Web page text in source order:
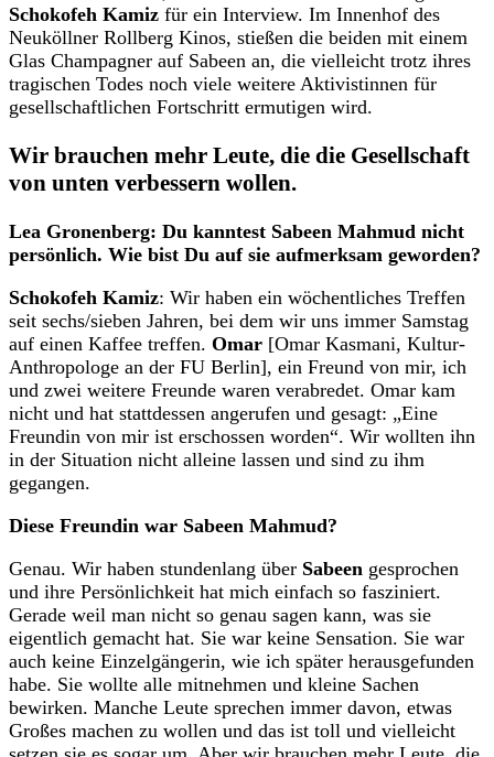
Schokofeh Kamiz für ein Interview. Im Innenhof des
Neuköllner Rollberg Kinos, stießen die beiden mit einem
Glas Champagner auf Sabeen an, die vielleicht trotz ihres
tragischen Todes noch viele weitere Aktivistinnen für
gesellschaftlichen Fortschritt ermutigen wird.
Wir brauchen mehr Leute, die die Gesellschaft
von unten verbessern wollen.
Lea Gronenberg: Du kanntest Sabeen Mahmud nicht
persönlich. Wie bist Du auf sie aufmerksam geworden?
Schokofeh Kamiz: Wir haben ein wöchentliches Treffen
seit sechs/sieben Jahren, bei dem wir uns immer Samstag
auf einen Kaffee treffen. Omar [Omar Kasmani, Kultur-
Anthropologe an der FU Berlin], ein Freund von mir, ich
und zwei weitere Freunde waren verabredet. Omar kam
nicht und hat stattdessen angerufen und gesagt: „Eine
Freundin von mir ist erschossen worden“. Wir wollten ihn
in der Situation nicht alleine lassen und sind zu ihm
gegangen.
Diese Freundin war Sabeen Mahmud?
Genau. Wir haben stundenlang über Sabeen gesprochen
und ihre Persönlichkeit hat mich einfach so fasziniert.
Gerade weil man nicht so genau sagen kann, was sie
eigentlich gemacht hat. Sie war keine Sensation. Sie war
auch keine Einzelgängerin, wie ich später herausgefunden
habe. Sie wollte alle mitnehmen und kleine Sachen
bewirken. Manche Leute sprechen immer davon, etwas
Großes machen zu wollen und das ist toll und vielleicht